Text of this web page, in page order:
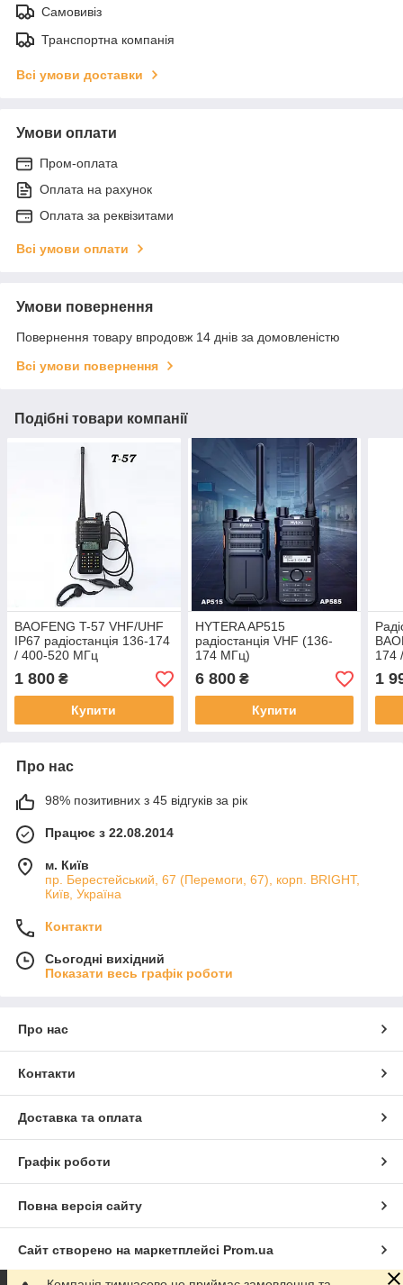
Самовивіз
Транспортна компанія
Всі умови доставки
Умови оплати
Пром-оплата
Оплата на рахунок
Оплата за реквізитами
Всі умови оплати
Умови повернення
Повернення товару впродовж 14 днів за домовленістю
Всі умови повернення
Подібні товари компанії
BAOFENG T-57 VHF/UHF
IP67 радіостанція 136-174
/ 400-520 МГц
1 800 ₴
Купити
HYTERA AP515
радіостанція VHF (136-
174 МГц)
6 800₴
Купити
174
1
Про нас
98% позитивних з 45 відгуків за рік
Працює з 22.08.2014
м. Київ
пр. Берестейський, 67 (Перемоги, 67), корп. ВRIGHT,
Київ, Україна
Контакти
Сьогодні вихідний
Показати весь графік роботи
Про нас
Контакти
Доставка та оплата
Графік роботи
Повна версія сайту
Сайт створено на маркетплейсі Prom.ua